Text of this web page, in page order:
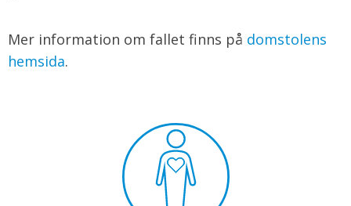
Mer information om fallet finns på domstolens
hemsida.